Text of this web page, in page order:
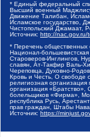
* Единый федеральный
Высший военный
Движение Талибан,
Исламское государство,
Чистопольский Джамаат,
Источник: http://nac.gov.ru/
* Перечень общественных
Национал-
Староверов-Инглингов,
славян, Ат-Такфир Валь-
Череповца, Духовно-
Кровь и Честь, О свободе
религиозная
организация
болельщиков «Фирма»,
республика Русь,
прав граждан, Штабы
Источник: https://